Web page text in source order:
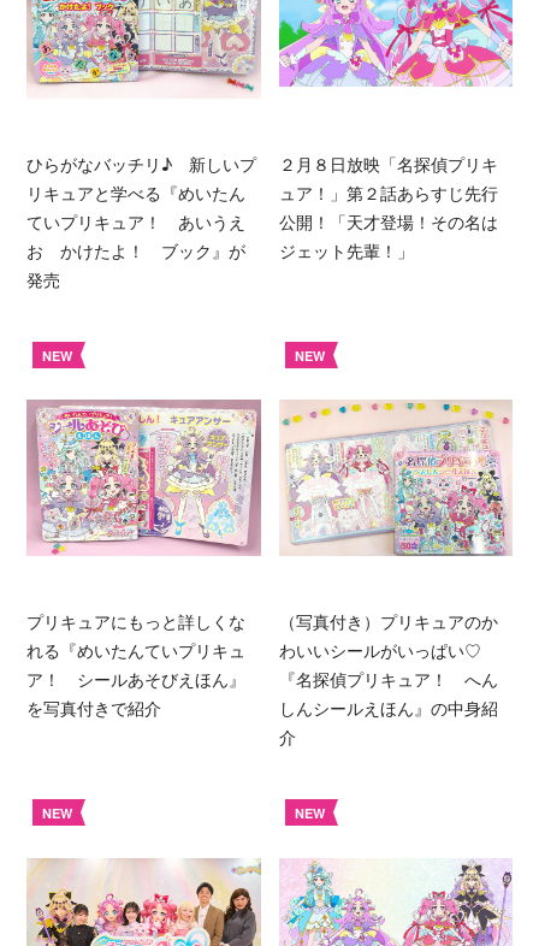
ひらがなバッチリ♪ 新しいプ
リキュアと学べる『めいたん
ていプリキュア！ あいうえ
お かけたよ！ ブック』が
発売
２月８日放映「名探偵プリキ
ュア！」第２話あらすじ先行
公開！「天才登場！その名は
ジェット先輩！」
NEW
プリキュアにもっと詳しくな
れる『めいたんていプリキュ
ア！ シールあそびえほん』
を写真付きで紹介
NEW
（写真付き）プリキュアのか
わいいシールがいっぱい♡
『名探偵プリキュア！ へん
しんシールえほん』の中身紹
介
NEW NEW